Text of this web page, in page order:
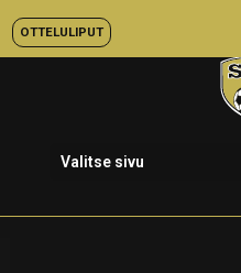
OTTELULIPUT
Valitse sivu